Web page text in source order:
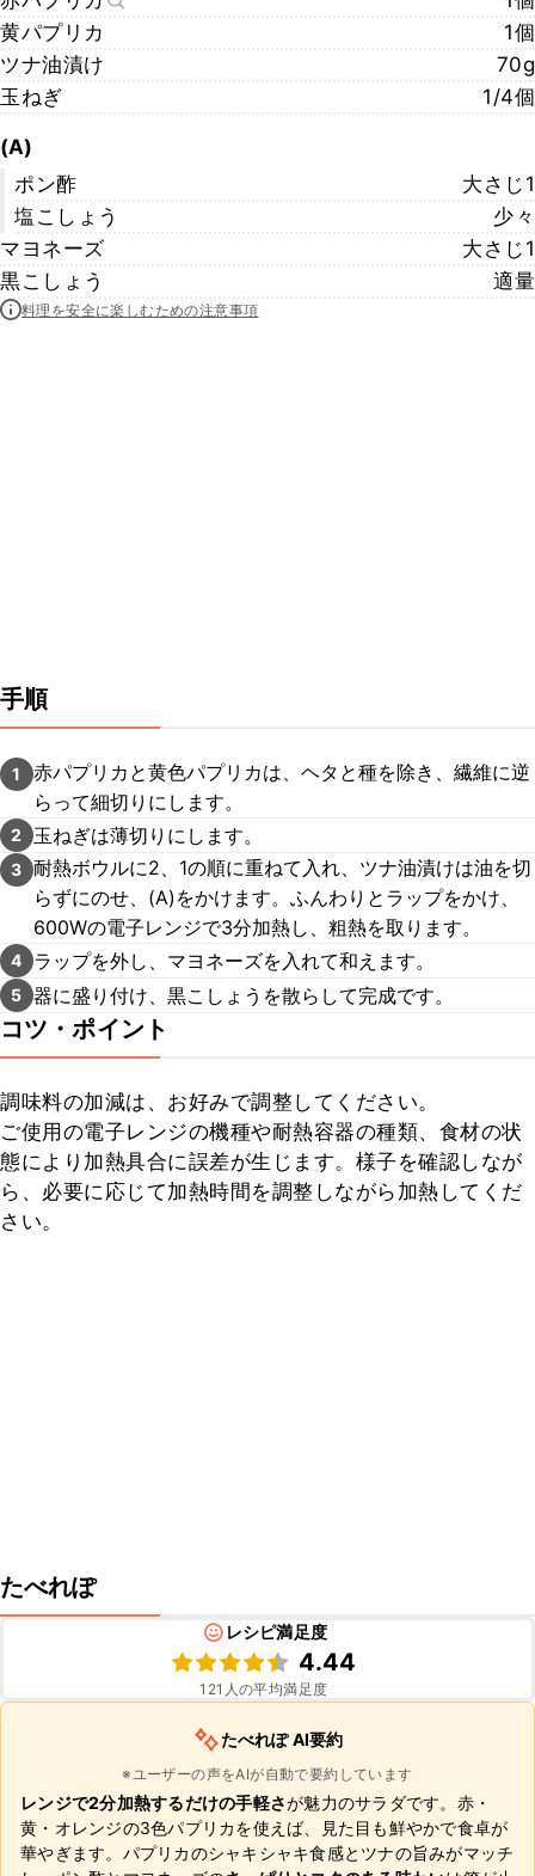
黄パプリカ
1個
ツナ油漬け
70g
玉ねぎ
1/4個
(A)
ポン酢
大さじ1
塩こしょう
少々
マヨネーズ
大さじ1
黒こしょう
適量
料理を安全に楽しむための注意事項
手順
1
赤パプリカと黄色パプリカは、ヘタと種を除き、繊維に逆
らって細切りにします。
2 玉ねぎは薄切りにします。
3 耐熱ボウルに2、1の順に重ねて入れ、ツナ油漬けは油を切
らずにのせ、(A)をかけます。ふんわりとラップをかけ、
600Wの電子レンジで3分加熱し、粗熱を取ります。
4 ラップを外し、マヨネーズを入れて和えます。
5 器に盛り付け、黒こしょうを散らして完成です。
コツ・ポイント
調味料の加減は、お好みで調整してください。
ご使用の電子レンジの機種や耐熱容器の種類、食材の状
態により加熱具合に誤差が生じます。様子を確認しなが
ら、必要に応じて加熱時間を調整しながら加熱してくだ
さい。
たべれぽ
レシピ満足度
4.44
121 人の平均満足度
たべれぽ AI要約
※ユーザーの声をAIが自動で要約しています
レンジで2分加熱するだけの手軽さが魅力のサラダです。赤・
黄・オレンジの3色パプリカを使えば、見た目も鮮やかで食卓が
華やぎます。パプリカのシャキシャキ食感とツナの旨みがマッチ